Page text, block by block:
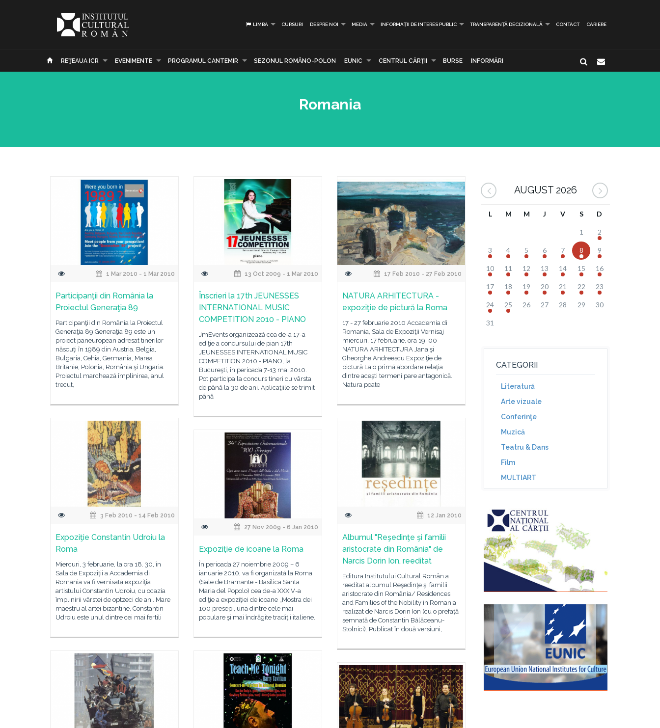
LIMBA CURSURI DESPRE NOI MEDIA INFORMAȚII DE INTERES PUBLIC TRANSPARENȚĂ DECIZIONALĂ CONTACT CARIERE
REŢEAUA ICR EVENIMENTE PROGRAMUL CANTEMIR SEZONUL ROMÂNO-POLON EUNIC CENTRUL CĂRŢII BURSE INFORMĂRI
Romania
1 Mar 2010 - 1 Mar 2010
Participanţii din România la
Proiectul Generaţia 89
Participanţii din România la Proiectul
Generaţia 89 Generaţia 89 este un
proiect paneuropean adresat tinerilor
născuţi în 1989 din Austria, Belgia,
Bulgaria, Cehia, Germania, Marea
Britanie, Polonia, România şi Ungaria.
Proiectul marchează împlinirea, anul
trecut,
13 Oct 2009 - 1 Mar 2010
Înscrieri la 17th JEUNESSES
INTERNATIONAL MUSIC
COMPETITION 2010 - PIANO
JmEvents organizează cea de-a 17-a
ediţie a concursului de pian 17th
JEUNESSES INTERNATIONAL MUSIC
COMPETITION 2010 - PIANO, la
Bucureşti, în perioada 7-13 mai 2010.
Pot participa la concurs tineri cu vârsta
de până la 30 de ani. Aplicaţiile se trimit
până
17 Feb 2010 - 27 Feb 2010
NATURA ARHITECTURA -
expoziţie de pictură la Roma
17 - 27 februarie 2010 Accademia di
Romania, Sala de Expoziţii Vernisaj
miercuri, 17 februarie, ora 19. 00
NATURA ARHITECTURA Jana şi
Gheorghe Andreescu Expoziţie de
pictură La o primă abordare relaţia
dintre aceşti termeni pare antagonică.
Natura poate
3 Feb 2010 - 14 Feb 2010
Expoziţie Constantin Udroiu la
Roma
Miercuri, 3 februarie, la ora 18. 30, în
Sala de Expoziţii a Accademia di
Romania va fi vernisată expoziţia
artistului Constantin Udroiu, cu ocazia
împlinirii vârstei de optzeci de ani. Mare
maestru al artei bizantine, Constantin
Udroiu este unul dintre cei mai fertili
12 Jan 2010
Albumul "Reşedinţe şi familii
aristocrate din România" de
Narcis Dorin Ion, reeditat
Editura Institutului Cultural Român a
reeditat albumul Reşedinţe şi familii
aristocrate din România/ Residences
and Families of the Nobility in Romania
realizat de Narcis Dorin Ion (cu o prefaţă
semnată de Constantin Bălăceanu-
Stolnici). Publicat în două versiuni,
27 Nov 2009 - 6 Jan 2010
Expoziţie de icoane la Roma
În perioada 27 noiembrie 2009 – 6
ianuarie 2010, va fi organizată la Roma
(Sale de Bramante - Basilica Santa
Maria del Popolo) cea de-a XXXIV-a
ediţie a expoziţiei de icoane „Mostra dei
100 presepi, una dintre cele mai
populare şi mai îndrăgite tradiţii italiene.
AUGUST 2026
L M M J V S D
1 2
3 4 5 6 7 8 9
10 11 12 13 14 15 16
17 18 19 20 21 22 23
24 25 26 27 28 29 30
31
CATEGORII
Literatură
Arte vizuale
Conferinţe
Muzică
Teatru & Dans
Film
MULTIART